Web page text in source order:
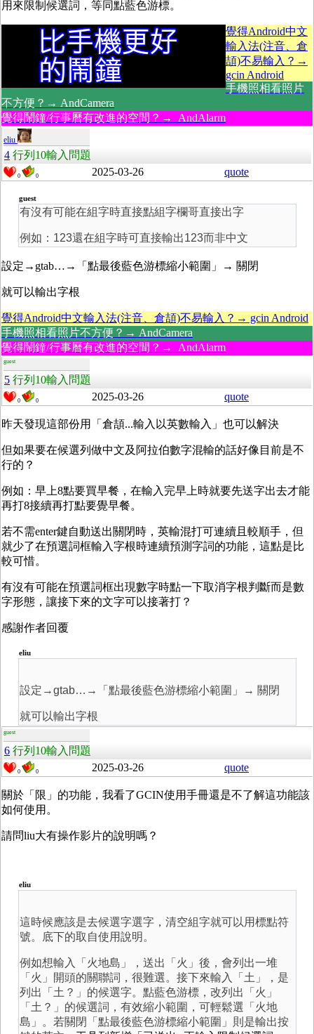
用來限制候選詞，等同點藍色游標。
覺得Android中文
輸入法(注音、倉
頡)不易輸入？→
gcin Android
手機照相看照片
不方便？→ AndCamera
覺得鬧鐘/行事曆有改進的空間？→ AndAlarm
eliu
4 行列10輸入問題
0 0 2025-03-26 quote
guest
有沒有可能在組字時直接點組字欄哥直接出字
例如：123還在組字時可直接輸出123而非中文
設定→gtab…→「點最後藍色游標縮小範圍」→ 關閉
就可以輸出字根
覺得Android中文輸入法(注音、倉頡)不易輸入？→ gcin Android
手機照相看照片不方便？→ AndCamera
覺得鬧鐘/行事曆有改進的空間？→ AndAlarm
guest
5 行列10輸入問題
0 0 2025-03-26 quote
昨天發現這部份用「倉頡...輸入以英數輸入」也可以解決
但如果要在候選列做中文及阿拉伯數字混輸的話好像目前是不
行的？
例如：早上8點要買早餐，在輸入完早上時就要先送字出去才能
再打8接續再打點要覺早餐。
若不需enter鍵自動送出關閉時，英輸混打可連續且較順手，但
就少了在預選詞框輸入字根時連續預測字詞的功能，這點是比
較可惜。
有沒有可能在預選詞框出現數字時點一下取消字根判斷而是數
字形態，讓接下來的文字可以接著打？
感謝作者回覆
eliu
設定→gtab…→「點最後藍色游標縮小範圍」→ 關閉
就可以輸出字根
guest
6 行列10輸入問題
0 0 2025-03-26 quote
關於 「限」的功能，我看了GCIN使用手冊還是不了解這功能該
如何使用。
請問liu大有操作影片的說明嗎？
eliu
這時候應該是去候選字選字，清空組字就可以用標點符
號。底下的取自使用說明。
例如想輸入「火地島」
，送出「火」後，會列出一堆
「火」開頭的關聯詞，很難選。接下來輸入「土」，是
列出「土？」的候選字。點藍色游標，改列出「火」
「土？」的候選詞，有效縮小範圍，可輕鬆選「火地
島」。若關閉「點最後藍色游標縮小範圍」則是輸出按